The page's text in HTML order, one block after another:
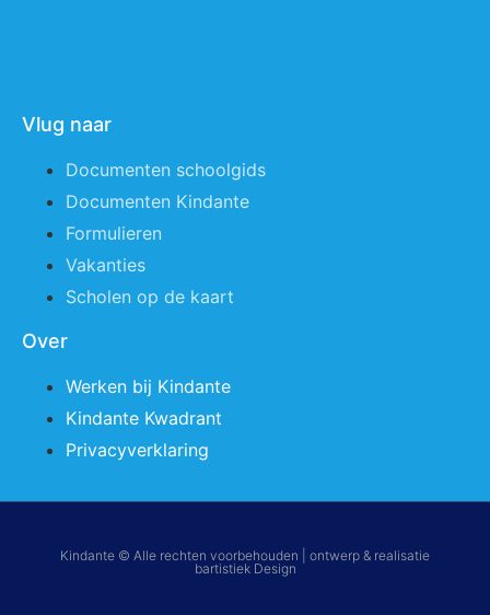
Vlug naar
Documenten schoolgids
Documenten Kindante
Formulieren
Vakanties
Scholen op de kaart
Over
Werken bij Kindante
Kindante Kwadrant
Privacyverklaring
Kindante © Alle rechten voorbehouden | ontwerp & realisatie
bartistiek Design